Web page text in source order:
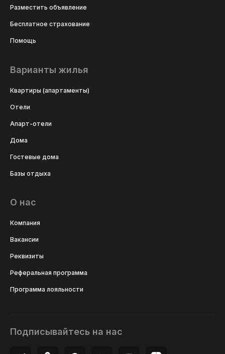
Разместить объявление
Бесплатное страхование
Помощь
Варианты жилья
Квартиры (апартаменты)
Отели
Апарт-отели
Дома
Гостевые дома
Базы отдыха
О нас
Компания
Вакансии
Реквизиты
Реферальная программа
Программа лояльности
Подписывайтесь на нас